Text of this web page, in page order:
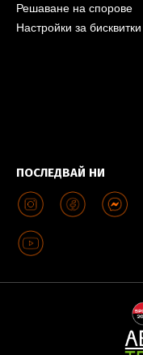
Решаване на спорове
Настройки за бисквитки
ПОСЛЕДВАЙ НИ